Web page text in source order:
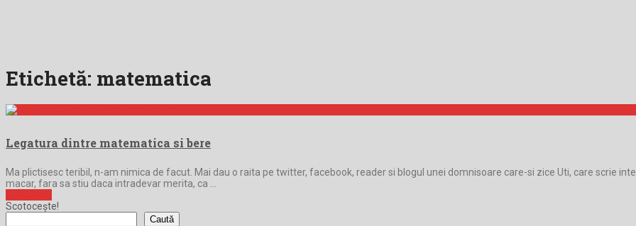
Etichetă: matematica
Legatura dintre matematica si bere
Ma plictisesc teribil, n-am nimica de facut. Mai dau o raita pe twitter, facebook, reader si blogul unei domnisoare care-si zice Uti, care scrie
macar, fara sa stiu daca intradevar merita, ca …
Scotocește!
Caută